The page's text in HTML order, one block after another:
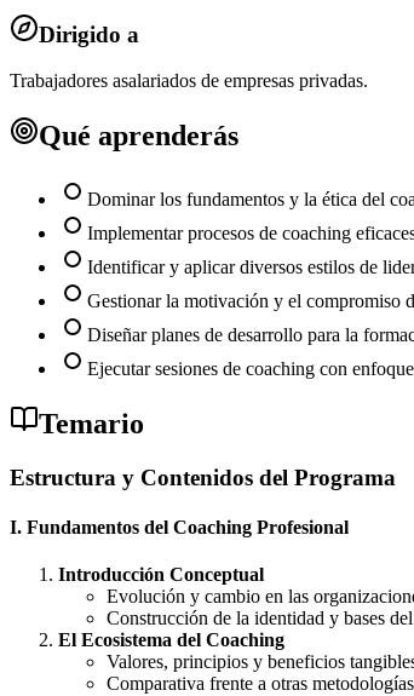
Dirigido a
Trabajadores asalariados de empresas privadas.
Qué aprenderás
Dominar los fundamentos y la ética del
Implementar procesos de coaching
Identificar y aplicar diversos estilos de
Gestionar la motivación y el compromiso
Diseñar planes de desarrollo para la
Ejecutar sesiones de coaching con
Temario
Estructura y Contenidos del Programa
I. Fundamentos del Coaching Profesional
Introducción Conceptual
Evolución y cambio en las
Construcción de la identidad y bases
El Ecosistema del Coaching
Valores, principios y beneficios
Comparativa frente a otras